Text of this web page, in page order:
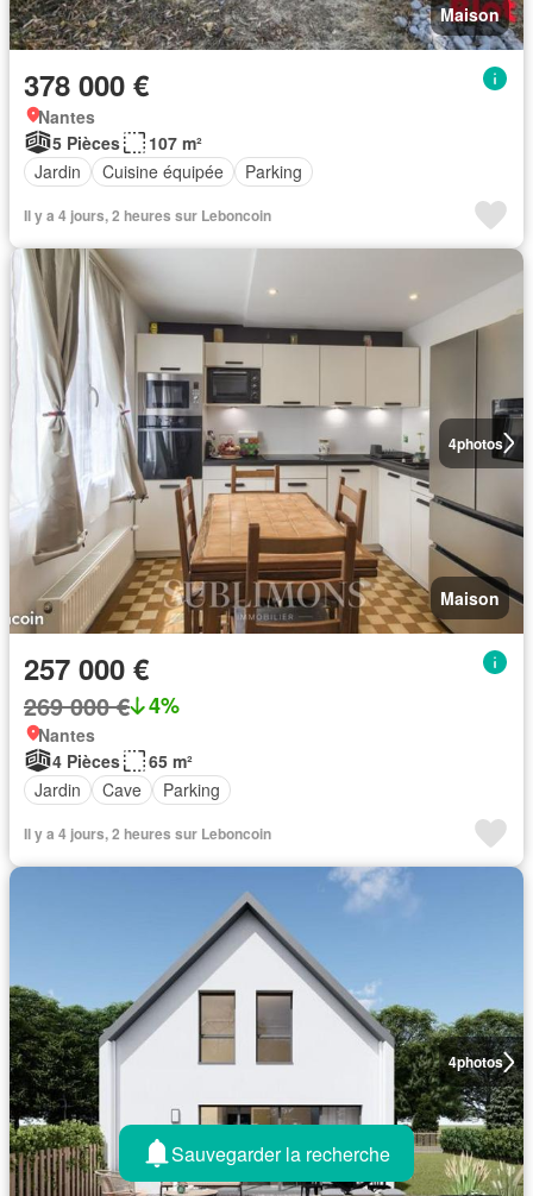
Maison
378 000 €
Nantes
5 Pièces
107 m²
Jardin
Cuisine équipée Parking
Il y a 4 jours, 2 heures sur Leboncoin
4photos
Maison
257 000 €
269 000 € 4%
Nantes
4 Pièces
65 m²
Jardin
Cave Parking
Il y a 4 jours, 2 heures sur Leboncoin
4photos
Sauvegarder la recherche